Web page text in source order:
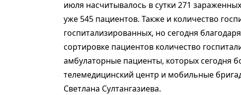
июля насчитывалось в сутки 271
уже 545 пациентов. Также и количество
госпитализированных, но сегодня
сортировке пациентов количество
амбулаторные пациенты, которых сегодня
телемедицинский центр и мобильные
Светлана Султангазиева.